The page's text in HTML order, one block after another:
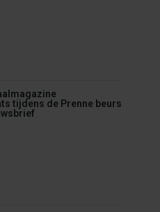
tijdens de Prenne beurs